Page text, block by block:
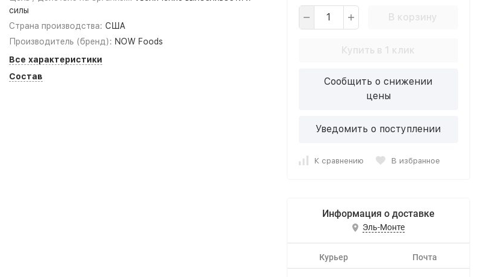
силы
Страна производства: США
Производитель (бренд): NOW Foods
Все характеристики
Состав
В корзину
Купить в 1 клик
Сообщить о снижении
цены
Уведомить о поступлении
К сравнению В избранное
Информация о доставке
Эль-Монте
Курьер Почта